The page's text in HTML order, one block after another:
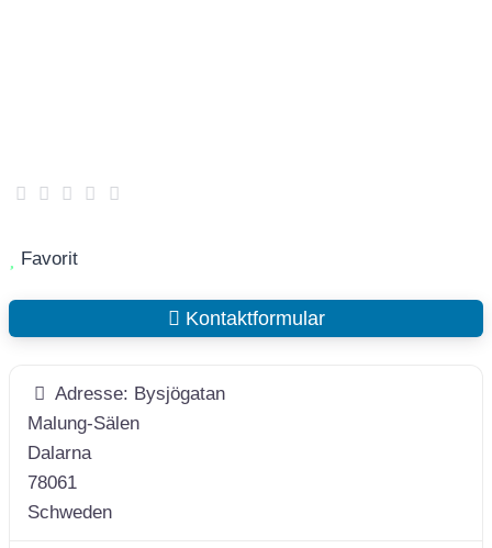
Favorit
Kontaktformular
Adresse: Bysjögatan
Malung-Sälen
Dalarna
78061
Schweden